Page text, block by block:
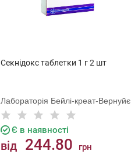
Секнідокс таблетки 1 г 2 шт
Лабораторія Бейлі-креат-Вернуйє
Є в наявності
від 244.80 грн